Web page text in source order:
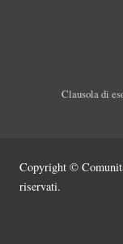
Clausola di
Copyright ©
riservati.